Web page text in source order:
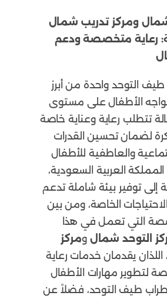
شمال ومركز تدريب شمال
رعاية متخصصة ودعم
التوحد واحدة من أبرز
تواجه الأطفال على مستوى
تتطلب رعاية وعناية خاصة
لضمان تحسين القدرات
والعاطفية للأطفال
العربية السعودية،
توفير بيئة شاملة تدعم
الخاصة، ومن بين
التي تعمل في هذا
التوحد شمال ومركز
، اللذان يقدمان خدمات رعاية
لتطوير مهارات الأطفال
طيف التوحد، فضلاً عن